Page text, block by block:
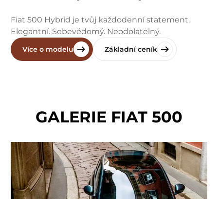
Fiat 500 Hybrid je tvůj každodenní statement.
Elegantní. Sebevědomý. Neodolatelný.
Více o modelu Základní ceník
GALERIE FIAT 500